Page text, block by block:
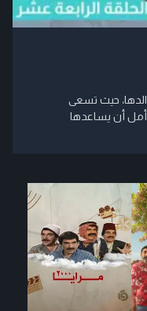
حيث تسعى
أمل أن يساعدها